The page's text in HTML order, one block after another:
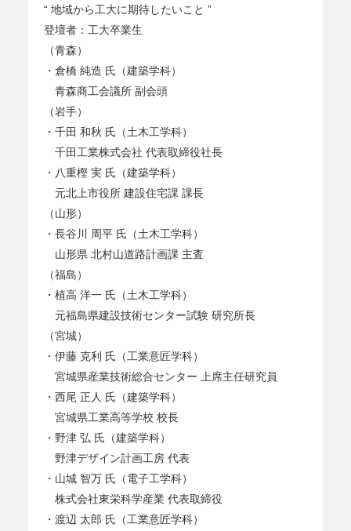
“ 地域から工大に期待したいこと ”
登壇者：工大卒業生
（青森）
・倉橋 純造 氏（建築学科）
青森商工会議所 副会頭
（岩手）
・千田 和秋 氏（土木工学科）
千田工業株式会社 代表取締役社長
・八重樫 実 氏（建築学科）
元北上市役所 建設住宅課 課長
（山形）
・長谷川 周平 氏（土木工学科）
山形県 北村山道路計画課 主査
（福島）
・植高 洋一 氏（土木工学科）
元福島県建設技術センター試験 研究所長
（宮城）
・伊藤 克利 氏（工業意匠学科）
宮城県産業技術総合センター 上席主任研究員
・西尾 正人 氏（建築学科）
宮城県工業高等学校 校長
・野津 弘 氏（建築学科）
野津デザイン計画工房 代表
・山城 智万 氏（電子工学科）
株式会社東栄科学産業 代表取締役
・渡辺 太郎 氏（工業意匠学科）